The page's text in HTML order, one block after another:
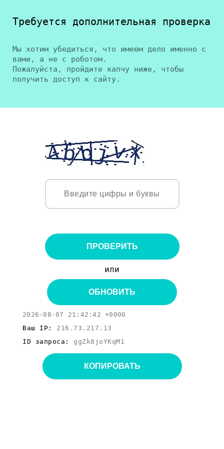
Требуется дополнительная проверка
Мы хотим убедиться, что имеем дело именно с
вами, а не с роботом.
Пожалуйста, пройдите капчу ниже, чтобы
получить доступ к сайту.
ПРОВЕРИТЬ
или
ОБНОВИТЬ
2026-08-07 21:42:42 +0000
Ваш IP: 216.73.217.13
ID запроса: ggZk8joYKqM1
КОПИРОВАТЬ